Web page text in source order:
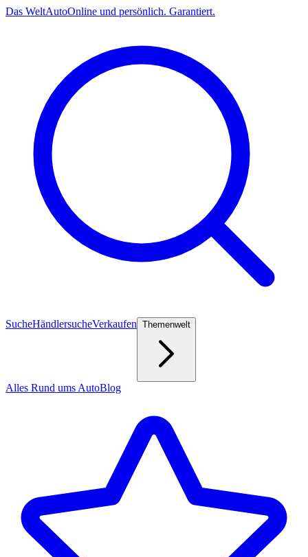
Das WeltAutoOnline und persönlich. Garantiert.
SucheHändlersucheVerkaufen Themenwelt
Alles Rund ums AutoBlog